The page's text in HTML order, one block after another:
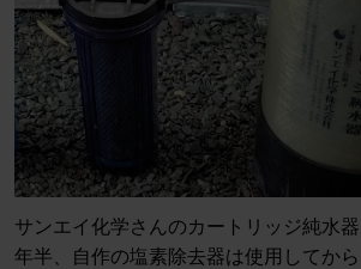
サンエイ化学さんのカートリッジ純水器
年半、自作の塩素除去器は使用してか